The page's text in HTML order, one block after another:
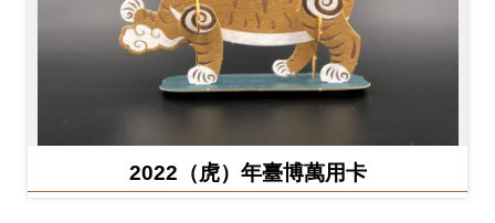
2022（虎）年臺博萬用卡